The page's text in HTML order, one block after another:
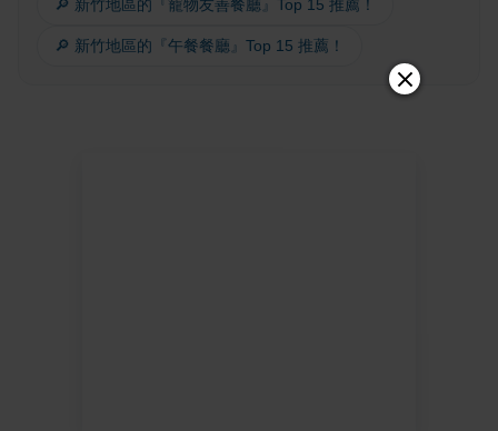
🔎 新竹地區的『寵物友善餐廳』Top 15 推薦！
🔎 新竹地區的『午餐餐廳』Top 15 推薦！